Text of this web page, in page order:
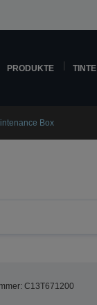
PRODUKTE TINTE
Box
C13T671200